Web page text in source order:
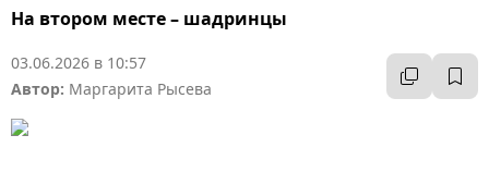
На втором месте – шадринцы
03.06.2026 в 10:57
Автор: Маргарита Рысева